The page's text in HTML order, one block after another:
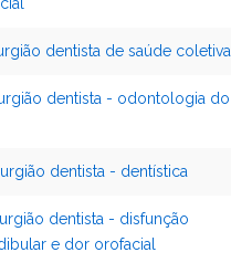
dentista de saúde coletiva
dentista - odontologia do
dentista - dentística
dentista - disfunção
e dor orofacial